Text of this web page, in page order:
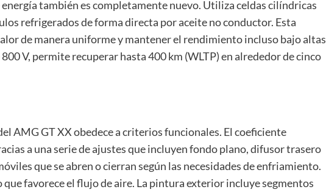
también es completamente nuevo. Utiliza celdas cilíndricas
refrigerados de forma directa por aceite no conductor. Esta
de manera uniforme y mantener el rendimiento incluso bajo altas
V, permite recuperar hasta 400 km (WLTP) en alrededor de cinco
AMG GT XX obedece a criterios funcionales. El coeficiente
a una serie de ajustes que incluyen fondo plano, difusor trasero
que se abren o cierran según las necesidades de enfriamiento.
favorece el flujo de aire. La pintura exterior incluye segmentos